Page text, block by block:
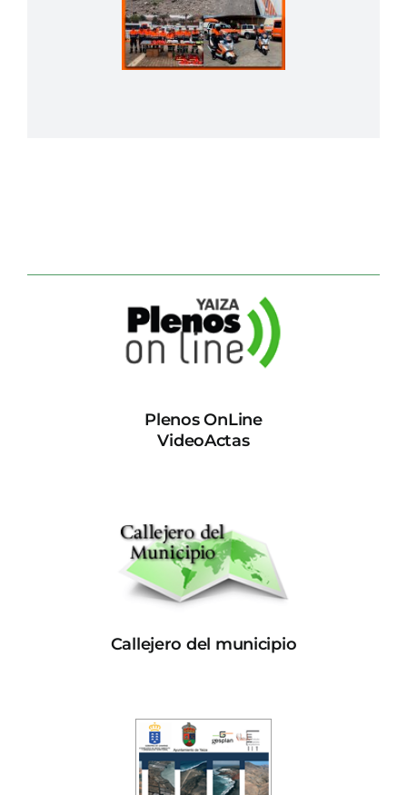
Plenos OnLine
VideoActas
Callejero del municipio